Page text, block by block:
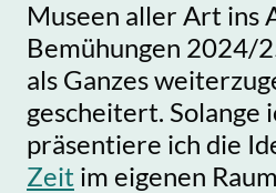
Museen aller Art ins
Bemühungen 2024/
als Ganzes
gescheitert. Solange
präsentiere ich die
Zeit im eigenen